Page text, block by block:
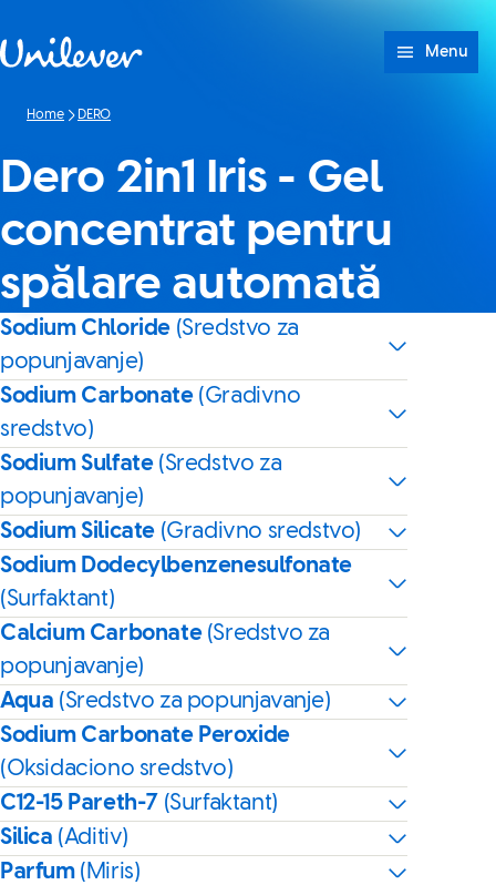
Menu
Home DERO
Dero 2in1 Iris - Gel
concentrat pentru
spălare automată
Sodium Chloride (Sredstvo za
popunjavanje)
Sodium Carbonate (Gradivno
sredstvo)
Sodium Sulfate (Sredstvo za
popunjavanje)
Sodium Silicate (Gradivno sredstvo)
Sodium Dodecylbenzenesulfonate
(Surfaktant)
Calcium Carbonate (Sredstvo za
popunjavanje)
Aqua (Sredstvo za popunjavanje)
Sodium Carbonate Peroxide
(Oksidaciono sredstvo)
C12-15 Pareth-7 (Surfaktant)
Silica (Aditiv)
Parfum (Miris)